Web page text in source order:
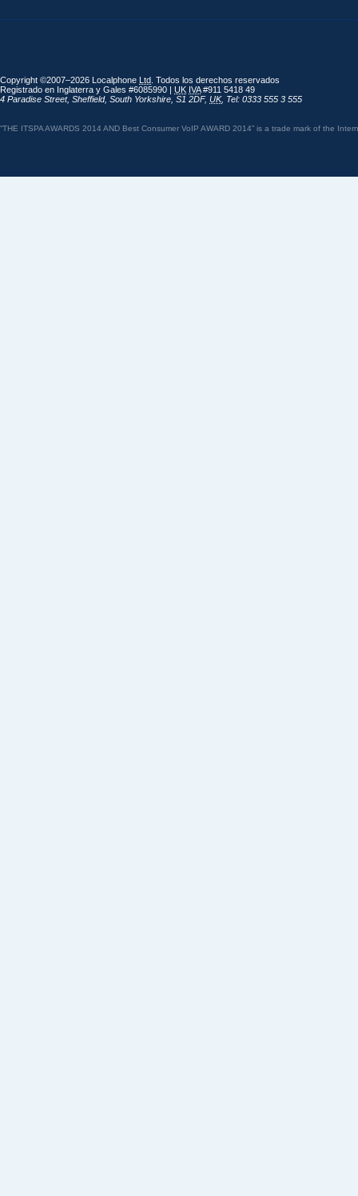
Copyright ©2007–2026 Localphone Ltd . Todos los derechos reservados
Registrado en Inglaterra y Gales #6085990 | UK IVA#911 5418 49
4 Paradise Street, Sheffield, South Yorkshire S1 2DF, UK, Tel: 0333 555 3 555
“THE ITSPA AWARDS 2014 AND Best Consumer VoIP AWARD 2014” is a trade mark of the